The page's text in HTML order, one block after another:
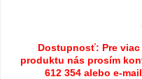
Dostupnosť: Pre
produktu nás prosím
612 354 alebo e-